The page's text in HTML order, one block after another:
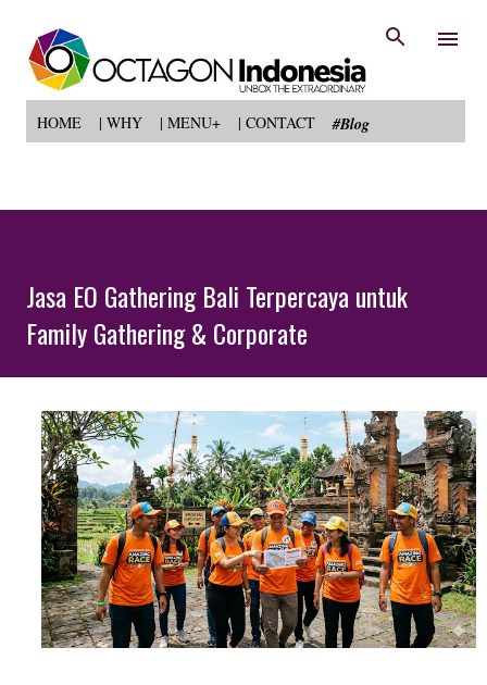
HOME | WHY | MENU+ | CONTACT #Blog
Jasa EO Gathering Bali Terpercaya untuk
Family Gathering & Corporate